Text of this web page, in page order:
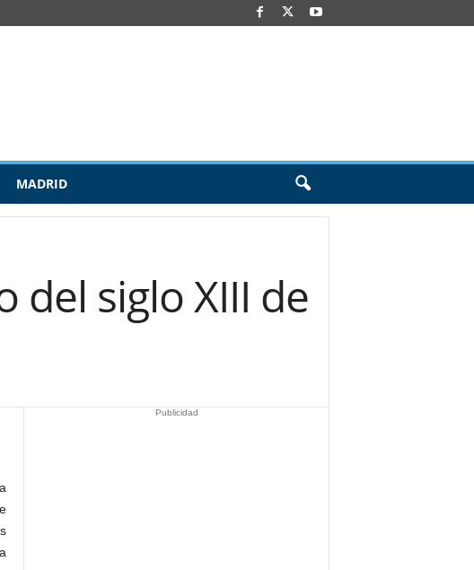
MADRID
del siglo XIII de
Publicidad